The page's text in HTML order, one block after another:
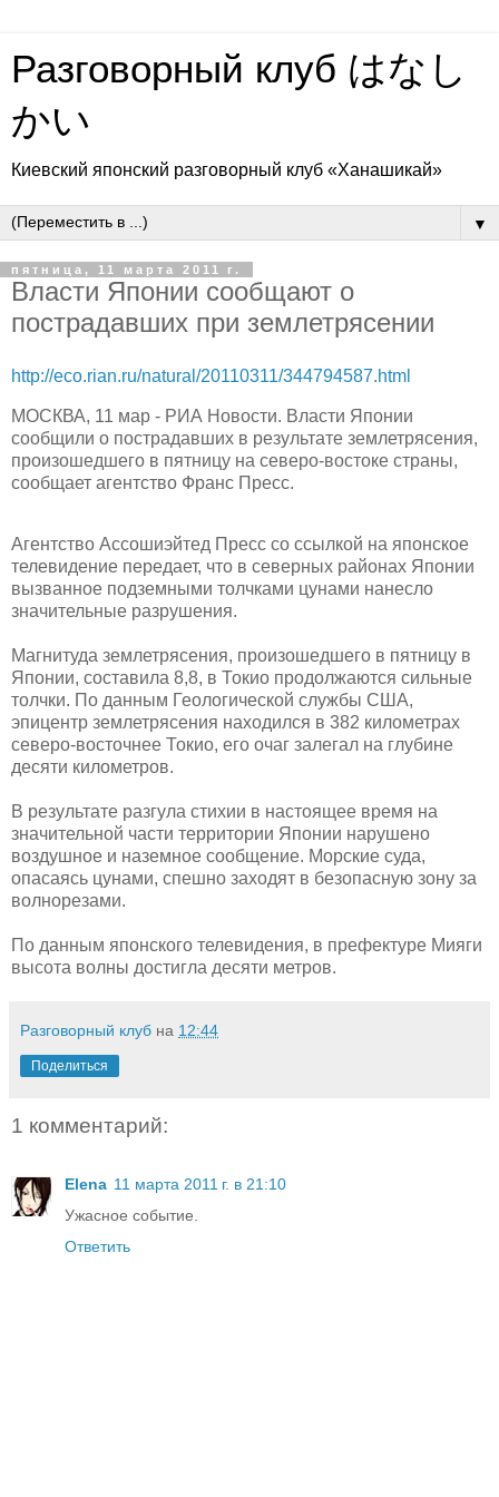
Разговорный клуб はなし
かい
Киевский японский разговорный клуб «Ханашикай»
▼
пятница, 11 марта 2011 г.
Власти Японии сообщают о
пострадавших при землетрясении
http://eco.rian.ru/natural/20110311/344794587.html
МОСКВА, 11 мар - РИА Новости. Власти Японии
сообщили о пострадавших в результате землетрясения,
произошедшего в пятницу на северо-востоке страны,
сообщает агентство Франс Пресс.
Агентство Ассошиэйтед Пресс со ссылкой на японское
телевидение передает, что в северных районах Японии
вызванное подземными толчками цунами нанесло
значительные разрушения.
Магнитуда землетрясения, произошедшего в пятницу в
Японии, составила 8,8, в Токио продолжаются сильные
толчки. По данным Геологической службы США,
эпицентр землетрясения находился в 382 километрах
северо-восточнее Токио, его очаг залегал на глубине
десяти километров.
В результате разгула стихии в настоящее время на
значительной части территории Японии нарушено
воздушное и наземное сообщение. Морские суда,
опасаясь цунами, спешно заходят в безопасную зону за
волнорезами.
По данным японского телевидения, в префектуре Мияги
высота волны достигла десяти метров.
Разговорный клуб на 12:44
Поделиться
1 комментарий:
Elena 11 марта 2011 г. в 21:10
Ужасное событие.
Ответить